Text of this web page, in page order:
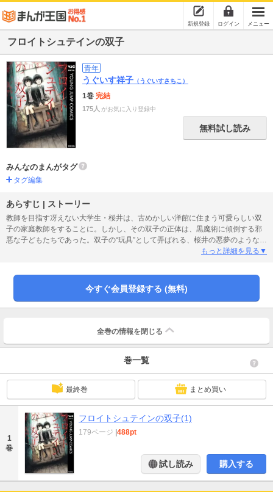
新規登録 ログイン メニュー
フロイトシュテインの双子
青年
うぐいす祥子 （うぐいすさちこ）
1巻 完結
175人 がお気に入り登録中
無料試し読み
みんなのまんがタグ
タグ編集
あらすじ | ストーリー
教師を目指す冴えない大学生・桜井は、古めかしい洋館に住まう可愛らしい双
子の家庭教師をすることに。しかし、その双子の正体は、黒魔術に傾倒する邪
悪な子どもたちであった。双子の“玩具”として弄ばれる、桜井の悪夢のような毎
日が始まる…！ ホラー漫画の可能性を詰め込んだ、うぐいす祥子初の短編
もっと詳細を見る▼
今すぐ会員登録する (無料)
全巻の情報を 閉じる
巻一覧
最終巻 まとめ買い
1
巻
フロイトシュテインの双子(1)
179ページ |488pt
試し読み 購入する